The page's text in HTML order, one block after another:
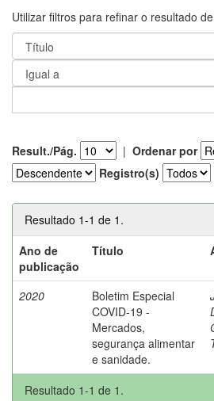
Utilizar filtros para refinar o resultado
Result./Pág. | Ordenar por
Registro(s)
Resultado 1-1 de 1.
Ano de
publicação
Título
2020
Boletim Especial
COVID-19 -
Mercados,
segurança alimentar
e sanidade.
Resultado 1-1 de 1.